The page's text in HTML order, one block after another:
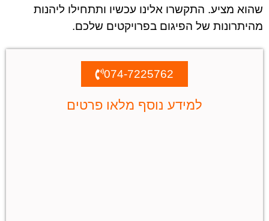
שהוא מציע. התקשרו אלינו עכשיו ותתחילו ליהנות
מהיתרונות של הפיגום בפרויקטים שלכם.
074-7225762
למידע נוסף מלאו פרטים